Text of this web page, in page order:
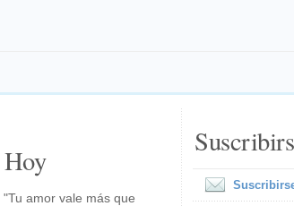
Hoy
amor vale más que